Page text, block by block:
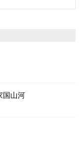
国山河